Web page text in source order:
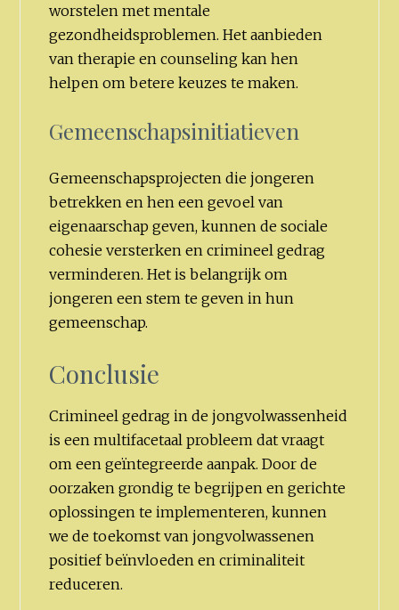
worstelen met mentale
gezondheidsproblemen. Het aanbieden
van therapie en counseling kan hen
helpen om betere keuzes te maken.
Gemeenschapsinitiatieven
Gemeenschapsprojecten die jongeren
betrekken en hen een gevoel van
eigenaarschap geven, kunnen de sociale
cohesie versterken en crimineel gedrag
verminderen. Het is belangrijk om
jongeren een stem te geven in hun
gemeenschap.
Conclusie
Crimineel gedrag in de jongvolwassenheid
is een multifacetaal probleem dat vraagt
om een geïntegreerde aanpak. Door de
oorzaken grondig te begrijpen en gerichte
oplossingen te implementeren, kunnen
we de toekomst van jongvolwassenen
positief beïnvloeden en criminaliteit
reduceren.